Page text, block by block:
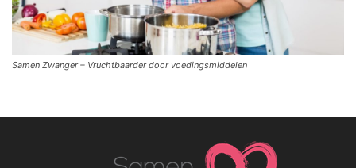
Samen Zwanger – Vruchtbaarder door voedingsmiddelen